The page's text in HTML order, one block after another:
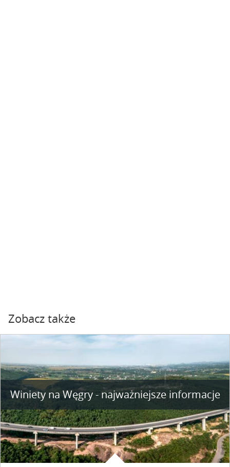
Zobacz także
Winiety na Węgry - najważniejsze informacje